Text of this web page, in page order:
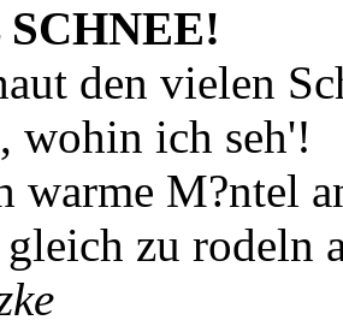
den vielen
wohin ich seh'!
warme M?ntel
zu rodeln